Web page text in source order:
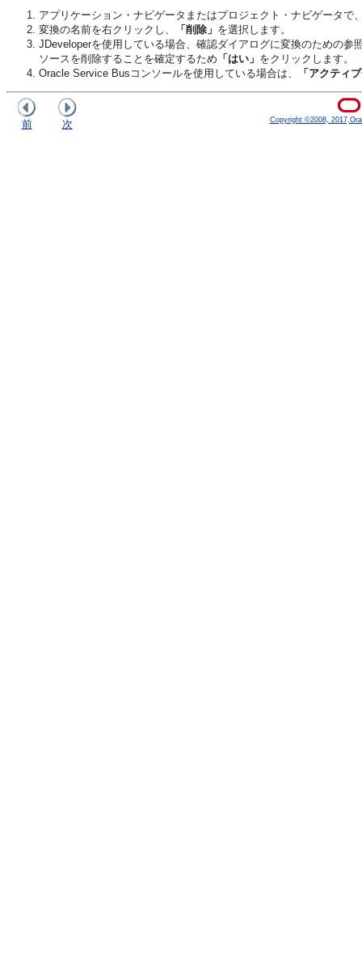
アプリケーション・ナビゲータまたはプロジェクト・ナビゲータ
変換の名前を右クリックし、
「削除」 を選択します。
JDeveloperを使用している場合、確認ダイアログに変換のための参
ソースを削除することを確定するため 「はい」 をクリックします。
Oracle Service Busコンソールを使用している場合は、
「アクティ
前 次 Copyright ©2008,